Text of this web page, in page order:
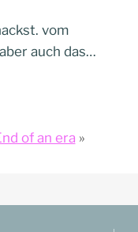
vom
auch das…
of an era